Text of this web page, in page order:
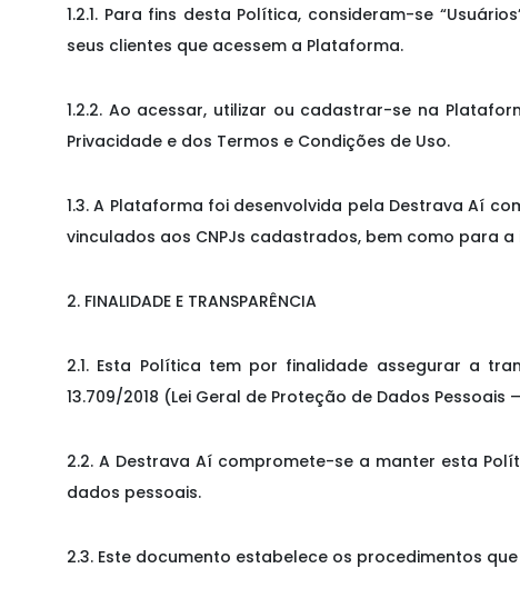
1.2.1. Para fins desta Política, consideram-se
seus clientes que acessem a Plataforma.
1.2.2. Ao acessar, utilizar ou cadastrar-se na
Privacidade e dos Termos e Condições de Uso.
1.3. A Plataforma foi desenvolvida pela Destrava Aí
vinculados aos CNPJs cadastrados, bem como para
2. FINALIDADE E TRANSPARÊNCIA
2.1. Esta Política tem por finalidade assegurar a
13.709/2018 (Lei Geral de Proteção de Dados Pessoais
2.2. A Destrava Aí compromete-se a manter esta
dados pessoais.
2.3. Este documento estabelece os procedimentos